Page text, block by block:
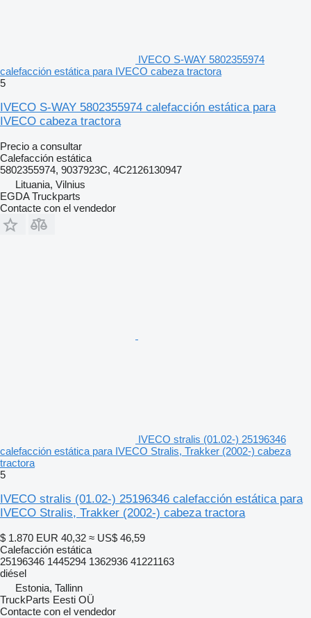
IVECO S-WAY 5802355974
calefacción estática para IVECO cabeza tractora
5
IVECO S-WAY 5802355974 calefacción estática para
IVECO cabeza tractora
Precio a consultar
Calefacción estática
5802355974, 9037923C, 4C2126130947
Lituania, Vilnius
EGDA Truckparts
Contacte con el vendedor
IVECO stralis (01.02-) 25196346
calefacción estática para IVECO Stralis, Trakker (2002-) cabeza
tractora
5
IVECO stralis (01.02-) 25196346 calefacción estática para
IVECO Stralis, Trakker (2002-) cabeza tractora
$ 1.870 EUR 40,32 ≈ US$ 46,59
Calefacción estática
25196346 1445294 1362936 41221163
diésel
Estonia, Tallinn
TruckParts Eesti OÜ
Contacte con el vendedor